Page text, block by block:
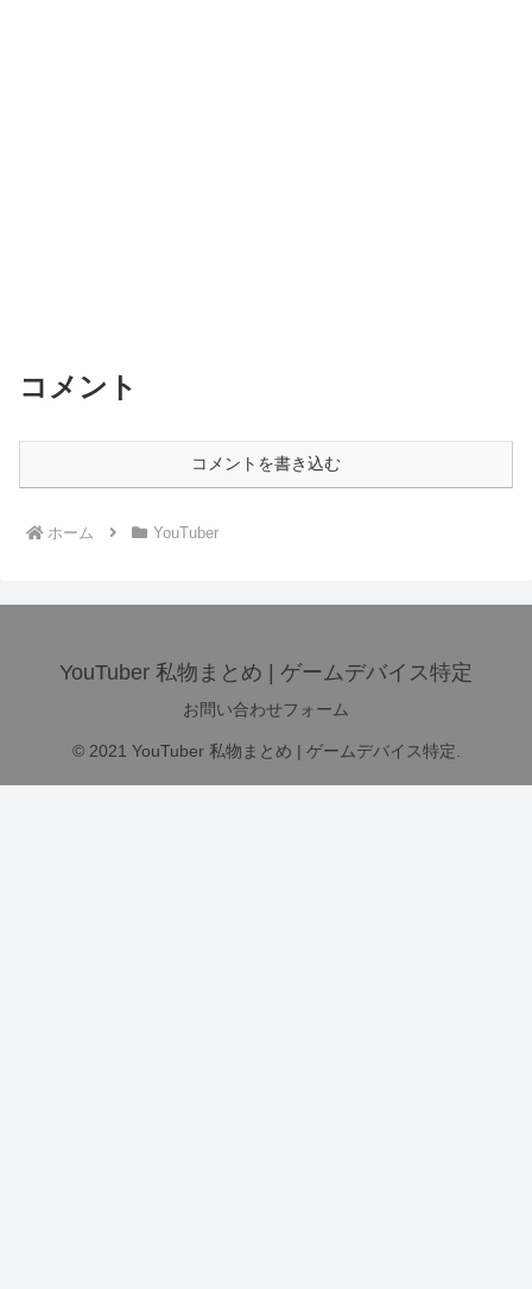
コメント
コメントを書き込む
ホーム YouTuber
YouTuber 私物まとめ | ゲームデバイス特定
お問い合わせフォーム
© 2021 YouTuber 私物まとめ | ゲームデバイス特定.